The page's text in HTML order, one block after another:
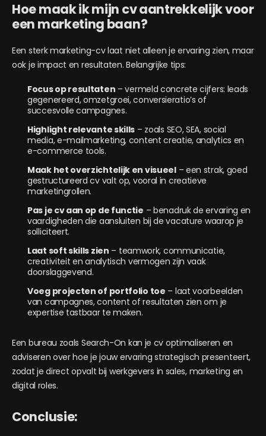
Hoe maak ik mijn cv aantrekkelijk voor
een marketing baan?
Een sterk marketing-cv laat niet alleen je ervaring zien, maar
ook je impact en resultaten. Belangrijke tips:
Focus op resultaten – vermeld concrete cijfers: leads
gegenereerd, omzetgroei, conversieratio’s of
succesvolle campagnes.
Highlight relevante skills – zoals SEO, SEA, social
media, e-mailmarketing, content creatie, analytics en
e-commerce tools.
Maak het overzichtelijk en visueel– een strak, goed
gestructureerd cv valt op, vooral in creatieve
marketingrollen.
Pas je cv aan op de functie – benadruk de ervaring en
vaardigheden die aansluiten bij de vacature waarop je
solliciteert.
Laat soft skills zien – teamwork, communicatie,
creativiteit en analytisch vermogen zijn vaak
doorslaggevend.
Voeg projecten of portfolio toe – laat voorbeelden
van campagnes, content of resultaten zien om je
expertise tastbaar te maken.
Een bureau zoals Search-On kan je cv optimaliseren en
adviseren over hoe je jouw ervaring strategisch presenteert,
zodat je direct opvalt bij werkgevers in sales, marketing en
digital roles.
Conclusie: